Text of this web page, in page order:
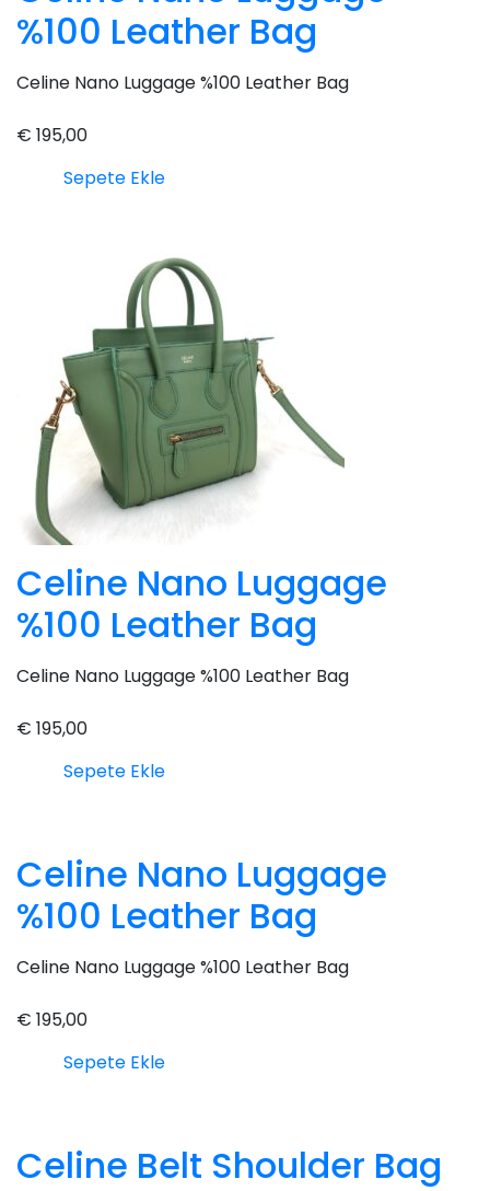
%100 Leather Bag
Celine Nano Luggage %100 Leather Bag
€ 195,00
Sepete Ekle
Celine Nano Luggage
%100 Leather Bag
Celine Nano Luggage %100 Leather Bag
€ 195,00
Sepete Ekle
Celine Nano Luggage
%100 Leather Bag
Celine Nano Luggage %100 Leather Bag
€ 195,00
Sepete Ekle
Celine Belt Shoulder Bag